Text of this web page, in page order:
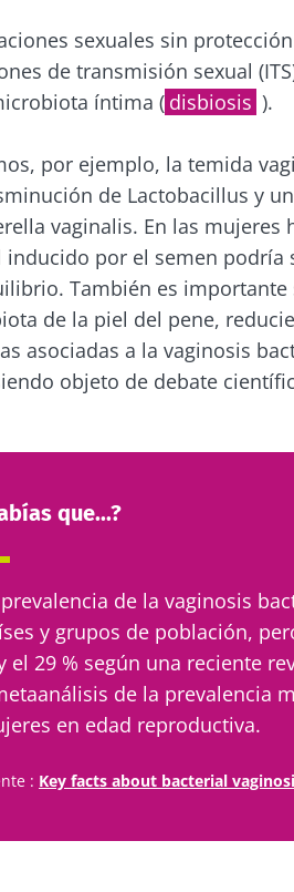
sexuales sin
de transmisión sexual
íntima ( disbiosis ).
por ejemplo, la temida
de Lactobacillus y
vaginalis. En las
inducido por el semen podría
También es
de la piel del pene,
asociadas a la vaginosis
objeto de debate
que...?
de la vaginosis
y grupos de población,
el 29 % según una reciente
de la prevalencia
en edad reproductiva.
: Key facts about bacterial
Ser redirigido
Quedarse en el sitio
Me gustaría
He leído y acepto las
del Biocodex
* Campo obligatorio
BMI 20-35
grandes aliados de tu
microbiota intestinal
Independientemente
de la preferencia
individual por el yogur
tradicional, el queso
fresco batido o el